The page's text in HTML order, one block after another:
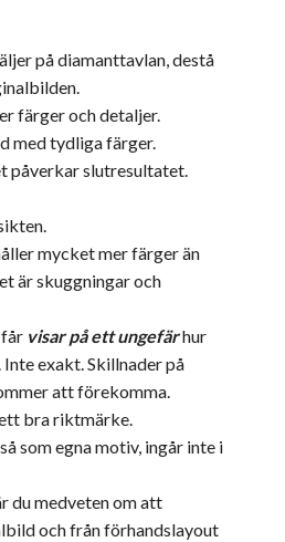
på diamanttavlan, destå
färger och detaljer.
med tydliga färger.
påverkar slutresultatet.
mycket mer färger än
är skuggningar och
får visar på ett ungefärhur
exakt. Skillnader på
att förekomma.
bra riktmärke.
som egna motiv, ingår inte i
du medveten om att
och från förhandslayout